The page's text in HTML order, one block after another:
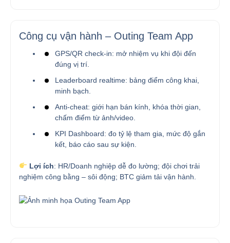
Công cụ vận hành – Outing Team App
GPS/QR check-in: mở nhiệm vụ khi đội đến
đúng vị trí.
Leaderboard realtime: bảng điểm công khai,
minh bạch.
Anti-cheat: giới hạn bán kính, khóa thời gian,
chấm điểm từ ảnh/video.
KPI Dashboard: đo tỷ lệ tham gia, mức độ gắn
kết, báo cáo sau sự kiện.
Lợi ích: HR/Doanh nghiệp dễ đo lường; đội chơi trải
nghiệm công bằng – sôi động; BTC giảm tải vận hành.